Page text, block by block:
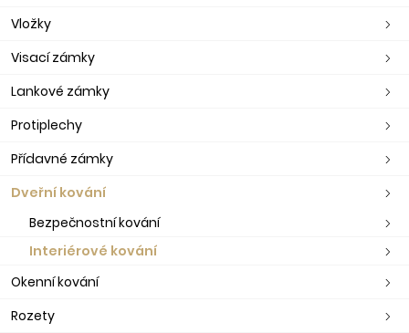
Vložky
Visací zámky
Lankové zámky
Protiplechy
Přídavné zámky
Dveřní kování
Bezpečnostní kování
Interiérové kování
Okenní kování
Rozety